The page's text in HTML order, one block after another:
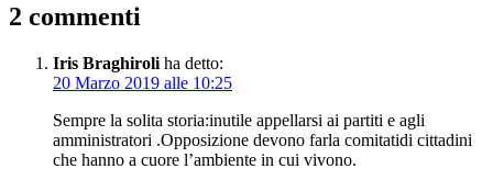
2 commenti
Iris Braghiroli ha detto:
20 Marzo 2019 alle 10:25
Sempre la solita storia:inutile appellarsi ai partiti e agli
amministratori .Opposizione devono farla comitatidi cittadini
che hanno a cuore l’ambiente in cui vivono.